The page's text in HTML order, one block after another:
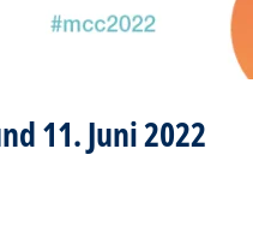
11. Juni 2022